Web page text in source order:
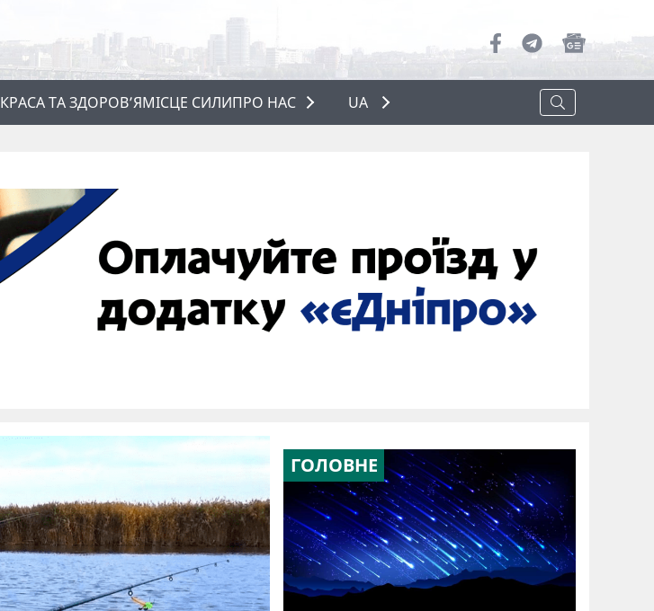
КРАСА ТА ЗДОРОВ’ЯМІСЦЕ СИЛИПРО НАС
ПРО НАС
UA
ГОЛОВНЕ